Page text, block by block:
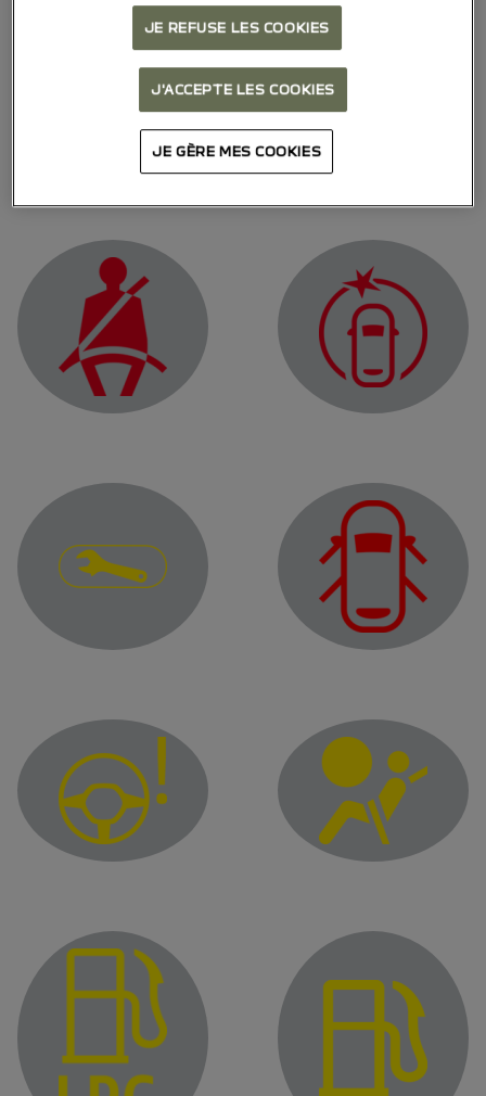
ضوء تحذير يُظهر عطلاً أو عدم توفر وظيفة "‏‫الكبح النشط
مصباح التحذير من
ضوء التحذير بشأن وظيفة "الكبح النشط في حالات الطوارئ"
مصابيح تحذير للتذكير
ضوء كنترول للباب المفتوح
ضوء كنترول التحذير
ضوء كنترول الكيس الهوائي ضوء كنترول نظام
JE REFUSE LES COOKIES
J'ACCEPTE LES COOKIES
JE GÈRE MES COOKIES